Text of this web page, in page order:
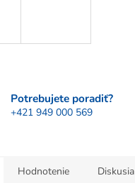
Potrebujete poradiť?
+421 949 000 569
Hodnotenie Diskusia